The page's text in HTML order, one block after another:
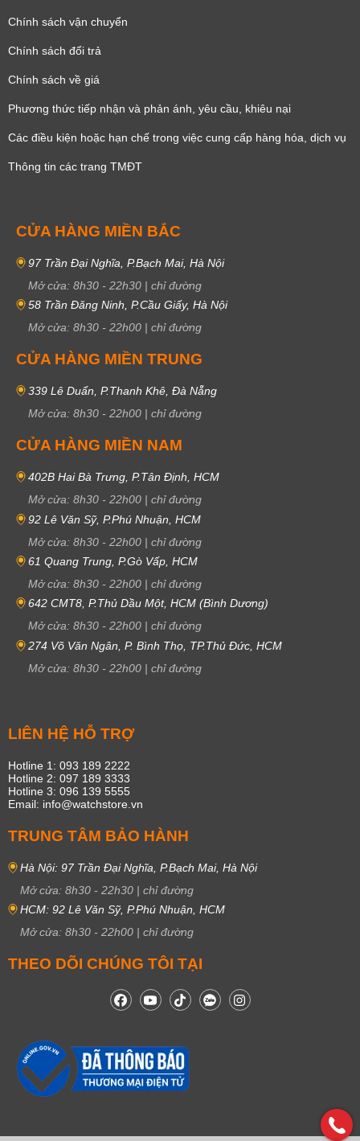
Chính sách vận chuyển
Chính sách đổi trả
Chính sách về giá
Phương thức tiếp nhận và phản ánh, yêu cầu, khiêu nại
Các điều kiện hoặc hạn chế trong việc cung cấp hàng hóa, dịch vụ
Thông tin các trang TMĐT
CỬA HÀNG MIỀN BẮC
97 Trần Đại Nghĩa, P.Bạch Mai, Hà Nội
Mở cửa: 8h30 - 22h30 | chỉ đường
58 Trần Đăng Ninh, P.Cầu Giấy, Hà Nội
Mở cửa: 8h30 - 22h00 | chỉ đường
CỬA HÀNG MIỀN TRUNG
339 Lê Duẩn, P.Thanh Khê, Đà Nẵng
Mở cửa: 8h30 - 22h00 | chỉ đường
CỬA HÀNG MIỀN NAM
402B Hai Bà Trưng, P.Tân Định, HCM
Mở cửa: 8h30 - 22h00 | chỉ đường
92 Lê Văn Sỹ, P.Phú Nhuận, HCM
Mở cửa: 8h30 - 22h00 | chỉ đường
61 Quang Trung, P.Gò Vấp, HCM
Mở cửa: 8h30 - 22h00 | chỉ đường
642 CMT8, P.Thủ Dầu Một, HCM (Bình Dương)
Mở cửa: 8h30 - 22h00 | chỉ đường
274 Võ Văn Ngân, P. Bình Thọ, TP.Thủ Đức, HCM
Mở cửa: 8h30 - 22h00 | chỉ đường
LIÊN HỆ HỖ TRỢ
Hotline 1: 093 189 2222
Hotline 2: 097 189 3333
Hotline 3: 096 139 5555
Email: info@watchstore.vn
TRUNG TÂM BẢO HÀNH
Hà Nội: 97 Trần Đại Nghĩa, P.Bạch Mai, Hà Nội
Mở cửa: 8h30 - 22h30 | chỉ đường
HCM: 92 Lê Văn Sỹ, P.Phú Nhuận, HCM
Mở cửa: 8h30 - 22h00 | chỉ đường
THEO DÕI CHÚNG TÔI TẠI